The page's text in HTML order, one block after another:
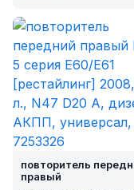
повторитель
правый